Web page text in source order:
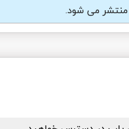
منتشر می شود.